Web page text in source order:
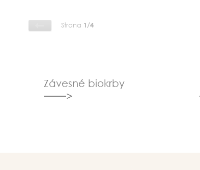
Strana 1/4
Závesné biokrby